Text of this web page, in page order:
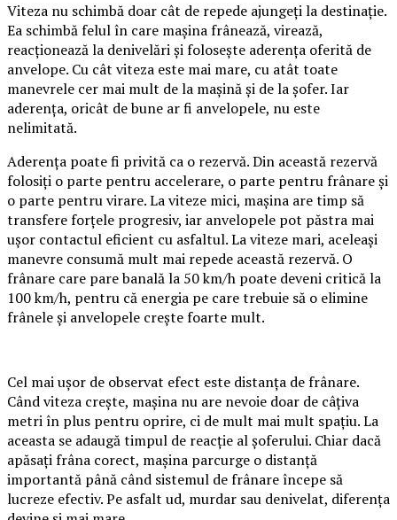
Viteza nu schimbă doar cât de repede ajungeți la destinație.
Ea schimbă felul în care mașina frânează, virează,
reacționează la denivelări și folosește aderența oferită de
anvelope. Cu cât viteza este mai mare, cu atât toate
manevrele cer mai mult de la mașină și de la șofer. Iar
aderența, oricât de bune ar fi anvelopele, nu este
nelimitată.
Aderența poate fi privită ca o rezervă. Din această rezervă
folosiți o parte pentru accelerare, o parte pentru frânare și
o parte pentru virare. La viteze mici, mașina are timp să
transfere forțele progresiv, iar anvelopele pot păstra mai
ușor contactul eficient cu asfaltul. La viteze mari, aceleași
manevre consumă mult mai repede această rezervă. O
frânare care pare banală la 50 km/h poate deveni critică la
100 km/h, pentru că energia pe care trebuie să o elimine
frânele și anvelopele crește foarte mult.
Cel mai ușor de observat efect este distanța de frânare.
Când viteza crește, mașina nu are nevoie doar de câțiva
metri în plus pentru oprire, ci de mult mai mult spațiu. La
aceasta se adaugă timpul de reacție al șoferului. Chiar dacă
apăsați frâna corect, mașina parcurge o distanță
importantă până când sistemul de frânare începe să
lucreze efectiv. Pe asfalt ud, murdar sau denivelat, diferența